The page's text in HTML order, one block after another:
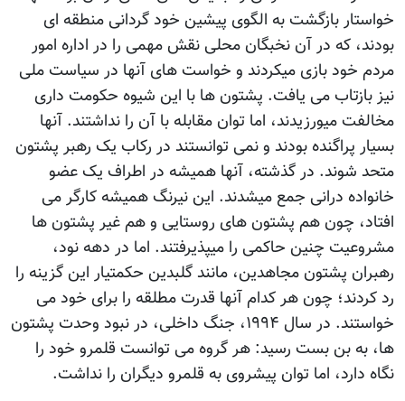
خواستار بازگشت به الگوی پیشین خود گردانی منطقه ای
بودند، که در آن نخبگان محلی نقش مهمی را در اداره امور
مردم خود بازی میکردند و خواست های آنها در سیاست ملی
نیز بازتاب می یافت. پشتون ها با این شیوه حکومت داری
مخالفت میورزیدند، اما توان مقابله با آن را نداشتند. آنها
بسیار پراگنده بودند و نمی توانستند در رکاب یک رهبر پشتون
متحد شوند. در گذشته، آنها همیشه در اطراف یک عضو
خانواده درانی جمع میشدند. این نیرنگ همیشه کارگر می
افتاد، چون هم پشتون های روستایی و هم غیر پشتون ها
مشروعیت چنین حاکمی را میپذیرفتند. اما در دهه نود،
رهبران پشتون مجاهدین، مانند گلبدین حکمتیار این گزینه را
رد کردند؛ چون هر کدام آنها قدرت مطلقه را برای خود می
خواستند. در سال ۱۹۹۴، جنگ داخلی، در نبود وحدت پشتون
ها، به بن بست رسید: هر گروه می توانست قلمرو خود را
نگاه دارد، اما توان پیشروی به قلمرو دیگران را نداشت.